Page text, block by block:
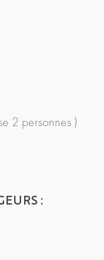
2 personnes )
: